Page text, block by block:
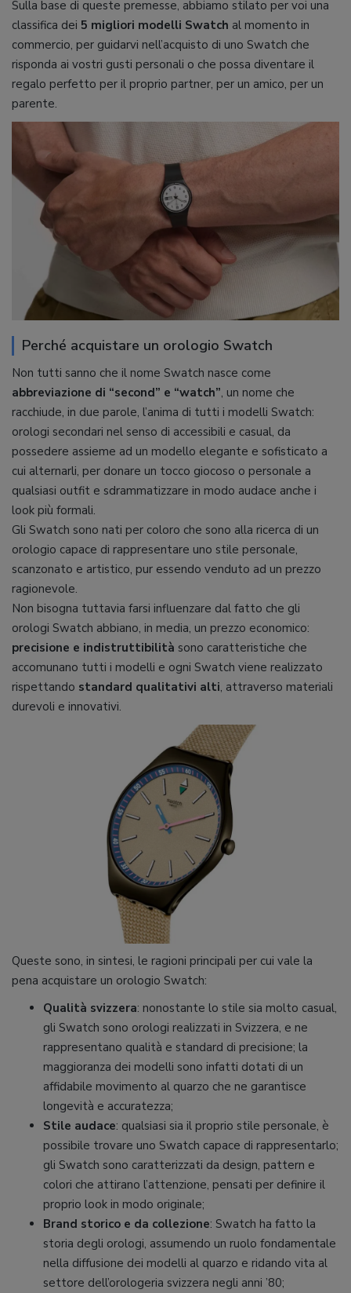
Sulla base di queste premesse, abbiamo stilato per voi una
classifica dei 5 migliori modelli Swatch al momento in
commercio, per guidarvi nell’acquisto di uno Swatch che
risponda ai vostri gusti personali o che possa diventare il
regalo perfetto per il proprio partner, per un amico, per un
parente.
Perché acquistare un orologio Swatch
Non tutti sanno che il nome Swatch nasce come
abbreviazione di “second” e “watch”, un nome che
racchiude, in due parole, l’anima di tutti i modelli Swatch:
orologi secondari nel senso di accessibili e casual, da
possedere assieme ad un modello elegante e sofisticato a
cui alternarli, per donare un tocco giocoso o personale a
qualsiasi outfit e sdrammatizzare in modo audace anche i
look più formali.
Gli Swatch sono nati per coloro che sono alla ricerca di un
orologio capace di rappresentare uno stile personale,
scanzonato e artistico, pur essendo venduto ad un prezzo
ragionevole.
Non bisogna tuttavia farsi influenzare dal fatto che gli
orologi Swatch abbiano, in media, un prezzo economico:
precisione e indistruttibilità sono caratteristiche che
accomunano tutti i modelli e ogni Swatch viene realizzato
rispettando standard qualitativi alti, attraverso materiali
durevoli e innovativi.
Queste sono, in sintesi, le ragioni principali per cui vale la
pena acquistare un orologio Swatch:
Qualità svizzera: nonostante lo stile sia molto casual,
gli Swatch sono orologi realizzati in Svizzera, e ne
rappresentano qualità e standard di precisione; la
maggioranza dei modelli sono infatti dotati di un
affidabile movimento al quarzo che ne garantisce
longevità e accuratezza;
Stile audace: qualsiasi sia il proprio stile personale, è
possibile trovare uno Swatch capace di rappresentarlo;
gli Swatch sono caratterizzati da design, pattern e
colori che attirano l’attenzione, pensati per definire il
proprio look in modo originale;
Brand storico e da collezione: Swatch ha fatto la
storia degli orologi, assumendo un ruolo fondamentale
nella diffusione dei modelli al quarzo e ridando vita al
settore dell’orologeria svizzera negli anni ’80;